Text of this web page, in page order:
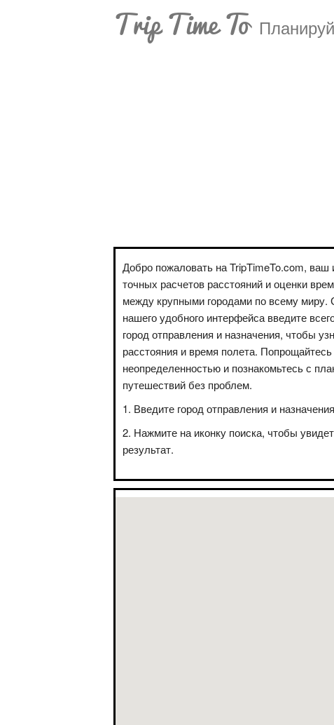
Trip Time To
Добро пожаловать на TripTimeTo.com, ваш
точных расчетов расстояний и оценки
между крупными городами по всему
нашего удобного интерфейса введите
город отправления и назначения, чтобы
расстояния и время полета. Попрощайтесь
неопределенностью и познакомьтесь с
путешествий без проблем.
Введите город отправления и
Нажмите на иконку поиска, чтобы
результат.